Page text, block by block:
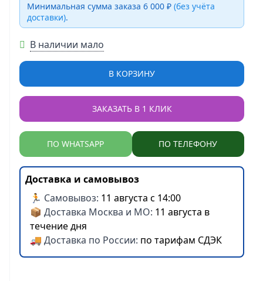
Минимальная сумма заказа 6 000 ₽ (без учёта
доставки).
В наличии мало
В КОРЗИНУ
ЗАКАЗАТЬ В 1 КЛИК
ПО WHATSAPP ПО ТЕЛЕФОНУ
Доставка и самовывоз
🏃 Самовывоз: 11 августа с 14:00
📦 Доставка Москва и МО: 11 августа в
течение дня
🚚 Доставка по России: по тарифам СДЭК